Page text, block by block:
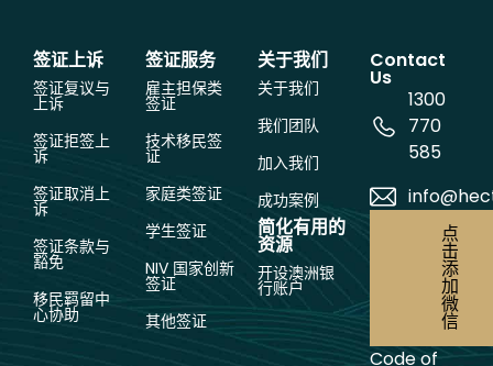
签证上诉
签证复议与
上诉
签证拒签上
诉
签证取消上
诉
签证条款与
豁免
移民羁留中
心协助
签证服务
雇主担保类
签证
技术移民签
证
家庭类签证
学生签证
NIV 国家创新
签证
其他签证
关于我们
关于我们
我们团队
加入我们
成功案例
简化有用的
资源
开设澳洲银
行账户
Contact
Us
1300
770
585
点
击
添
加
微
信
Code of